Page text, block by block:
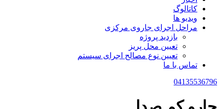
کاتالوگ
ویدیو ها
مراحل اجرای جاروی مرکزی
بازدید پروژه
تعیین محل پریز
تعیین نوع مصالح اجرای سیستم
تماس با ما
04135536796